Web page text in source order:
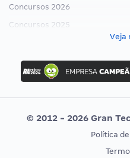
Concursos 2026
Concursos 2025
Concurso Ibama
Concurso MPU
Editais publicados
CONCURSOS POR PROFISSÃO
Veja
© 2012 - 2026 Gran
Política